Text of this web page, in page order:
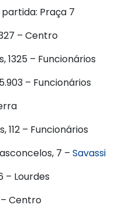
Praça 7
– Centro
1325 – Funcionários
– Funcionários
112 – Funcionários
7 – Savassi
– Lourdes
– Centro